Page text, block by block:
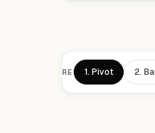
SOMMAIRE 1. Pivot 2.